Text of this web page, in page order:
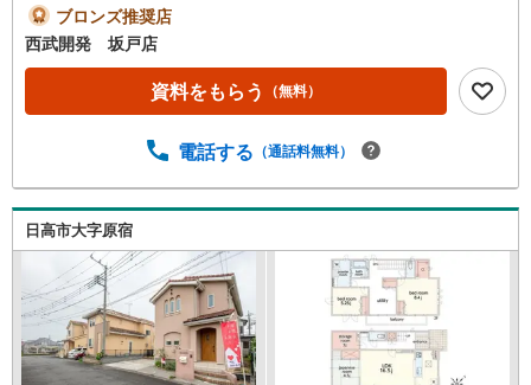
ブロンズ推奨店
西武開発 坂戸店
資料をもらう （無料）
電話する （通話料無料）
日高市大字原宿